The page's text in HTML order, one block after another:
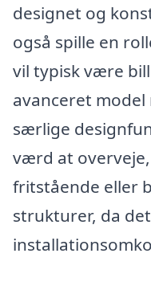
designet og
også spille en
vil typisk være
avanceret
særlige
værd at
fritstående eller
strukturer, da